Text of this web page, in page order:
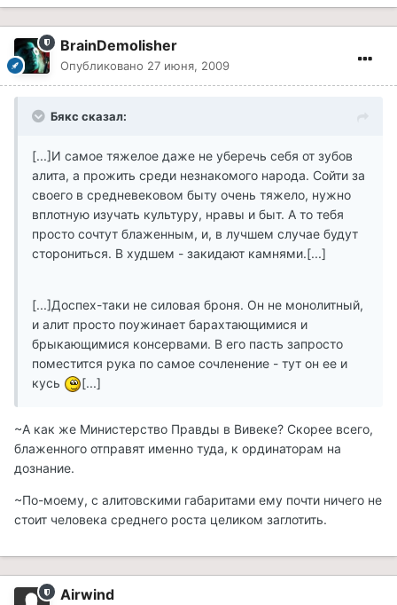
BrainDemolisher
Опубликовано 27 июня, 2009
Бякс сказал:
[...]И самое тяжелое даже не уберечь себя от зубов
алита, а прожить среди незнакомого народа. Сойти за
своего в средневековом быту очень тяжело, нужно
вплотную изучать культуру, нравы и быт. А то тебя
просто сочтут блаженным, и, в лучшем случае будут
сторониться. В худшем - закидают камнями.[...]
[...]Доспех-таки не силовая броня. Он не монолитный,
и алит просто поужинает барахтающимися и
брыкающимися консервами. В его пасть запросто
поместится рука по самое сочленение - тут он ее и
кусь
[...]
~А как же Министерство Правды в Вивеке? Скорее всего,
блаженного отправят именно туда, к ординаторам на
дознание.
~По-моему, с алитовскими габаритами ему почти ничего не
стоит человека среднего роста целиком заглотить.
Airwind